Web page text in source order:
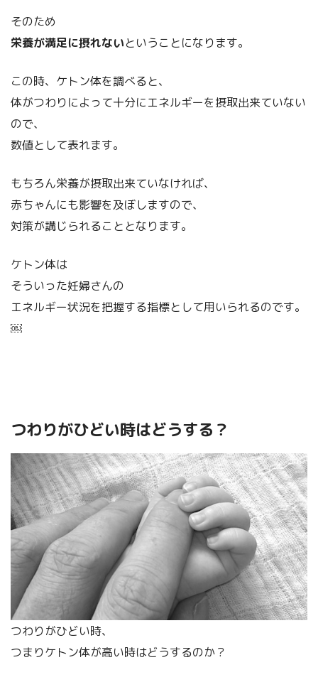
そのため
栄養が満足に摂れないということになります。
この時、ケトン体を調べると、
体がつわりによって十分にエネルギーを摂取出来ていない
ので、
数値として表れます。
もちろん栄養が摂取出来ていなければ、
赤ちゃんにも影響を及ぼしますので、
対策が講じられることとなります。
ケトン体は
そういった妊婦さんの
エネルギー状況を把握する指標として用いられるのです。
￼
つわりがひどい時はどうする？
つわりがひどい時、
つまりケトン体が高い時はどうするのか？